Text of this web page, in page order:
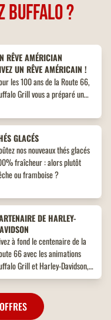
BUFFALO ?
RÊVE AMÉRICIAN
UN RÊVE AMÉRICAIN !
les 100 ans de la Route 66,
Grill vous a préparé un
de l’Arizona à Las
Vegas.
GLACÉS
nos nouveaux thés glacés
fraîcheur : alors plutôt
ou framboise ?
DE HARLEY-
à fond le centenaire de la
66 avec les animations
Grill et Harley-Davidson,
concessions et en restaurant.